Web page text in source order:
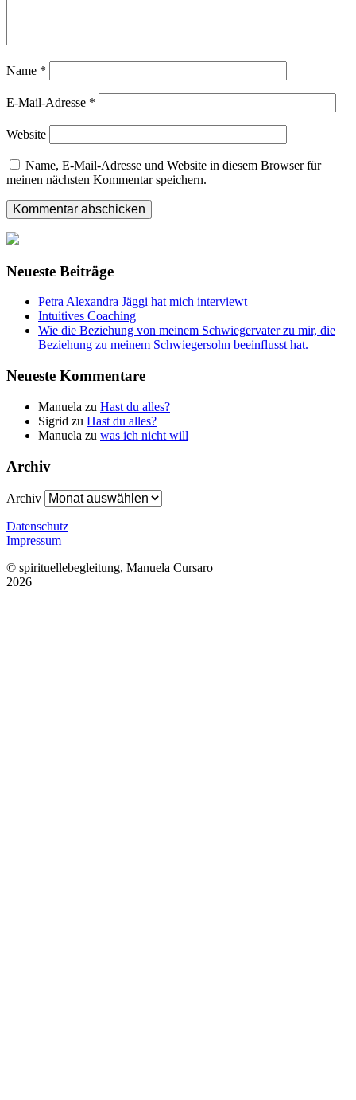
Name *
E-Mail-Adresse *
Website
Name, E-Mail-Adresse und Website in diesem Browser für
meinen nächsten Kommentar speichern.
Neueste Beiträge
Petra Alexandra Jäggi hat mich interviewt
Intuitives Coaching
Wie die Beziehung von meinem Schwiegervater zu mir, die
Beziehung zu meinem Schwiegersohn beeinflusst hat.
Neueste Kommentare
Manuela zu Hast du alles?
Sigrid zu Hast du alles?
Manuela zu was ich nicht will
Archiv
Archiv
Datenschutz
Impressum
© spirituellebegleitung, Manuela Cursaro
2026